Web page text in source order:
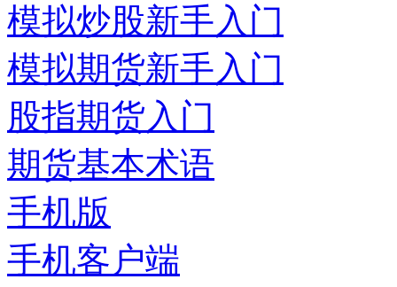
模拟炒股新手入门
模拟期货新手入门
股指期货入门
期货基本术语
手机版
手机客户端